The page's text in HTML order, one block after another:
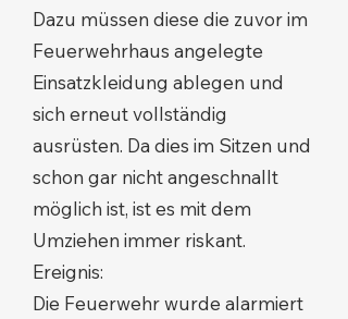
Dazu müssen diese die zuvor im
Feuerwehrhaus angelegte
Einsatzkleidung ablegen und
sich erneut vollständig
ausrüsten. Da dies im Sitzen und
schon gar nicht angeschnallt
möglich ist, ist es mit dem
Umziehen immer riskant.
Ereignis:
Die Feuerwehr wurde alarmiert